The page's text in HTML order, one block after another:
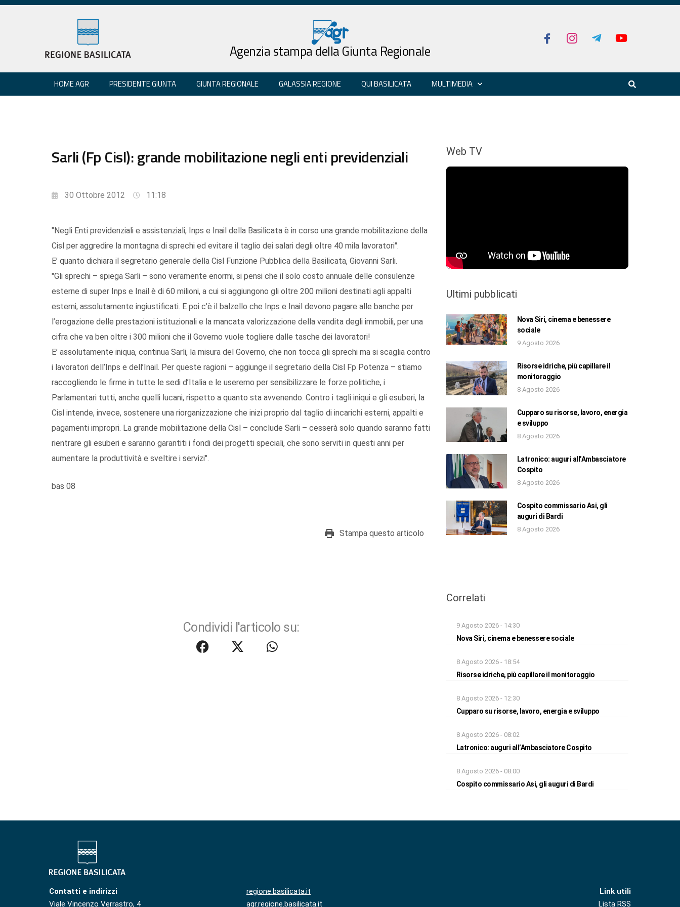
Agenzia stampa della Giunta Regionale
HOME AGR PRESIDENTE GIUNTA GIUNTA REGIONALE GALASSIA REGIONE QUI BASILICATA MULTIMEDIA
Sarli (Fp Cisl): grande mobilitazione negli enti previdenziali
30 Ottobre 2012 11:18
"Negli Enti previdenziali e assistenziali, Inps e Inail della Basilicata è in corso una grande mobilitazione della
Cisl per aggredire la montagna di sprechi ed evitare il taglio dei salari degli oltre 40 mila lavoratori".
E’ quanto dichiara il segretario generale della Cisl Funzione Pubblica della Basilicata, Giovanni Sarli.
"Gli sprechi – spiega Sarli – sono veramente enormi, si pensi che il solo costo annuale delle consulenze
esterne di super Inps e Inail è di 60 milioni, a cui si aggiungono gli oltre 200 milioni destinati agli appalti
esterni, assolutamente ingiustificati. E poi c’è il balzello che Inps e Inail devono pagare alle banche per
l’erogazione delle prestazioni istituzionali e la mancata valorizzazione della vendita degli immobili, per una
cifra che va ben oltre i 300 milioni che il Governo vuole togliere dalle tasche dei lavoratori!
E’ assolutamente iniqua, continua Sarli, la misura del Governo, che non tocca gli sprechi ma si scaglia contro
i lavoratori dell’Inps e dell’Inail. Per queste ragioni – aggiunge il segretario della Cisl Fp Potenza – stiamo
raccogliendo le firme in tutte le sedi d’Italia e le useremo per sensibilizzare le forze politiche, i
Parlamentari tutti, anche quelli lucani, rispetto a quanto sta avvenendo. Contro i tagli iniqui e gli esuberi, la
Cisl intende, invece, sostenere una riorganizzazione che inizi proprio dal taglio di incarichi esterni, appalti e
pagamenti impropri. La grande mobilitazione della Cisl – conclude Sarli – cesserà solo quando saranno fatti
rientrare gli esuberi e saranno garantiti i fondi dei progetti speciali, che sono serviti in questi anni per
aumentare la produttività e sveltire i servizi".
bas 08
Stampa questo articolo
Condividi l'articolo su:
Web TV
Ultimi pubblicati
Nova Siri, cinema e benessere
sociale
9 Agosto 2026
Risorse idriche, più capillare il
monitoraggio
8 Agosto 2026
Cupparo su risorse, lavoro, energia
e sviluppo
8 Agosto 2026
Latronico: auguri all’Ambasciatore
Cospito
8 Agosto 2026
Cospito commissario Asi, gli
auguri di Bardi
8 Agosto 2026
Correlati
9 Agosto 2026 - 14:30
Nova Siri, cinema e benessere sociale
8 Agosto 2026 - 18:54
Risorse idriche, più capillare il monitoraggio
8 Agosto 2026 - 12:30
Cupparo su risorse, lavoro, energia e sviluppo
8 Agosto 2026 - 08:02
Latronico: auguri all’Ambasciatore Cospito
8 Agosto 2026 - 08:00
Cospito commissario Asi, gli auguri di Bardi
Contatti e indirizzi
Viale Vincenzo Verrastro, 4
regione.basilicata.it
agr.regione.basilicata.it
Link utili
Lista RSS